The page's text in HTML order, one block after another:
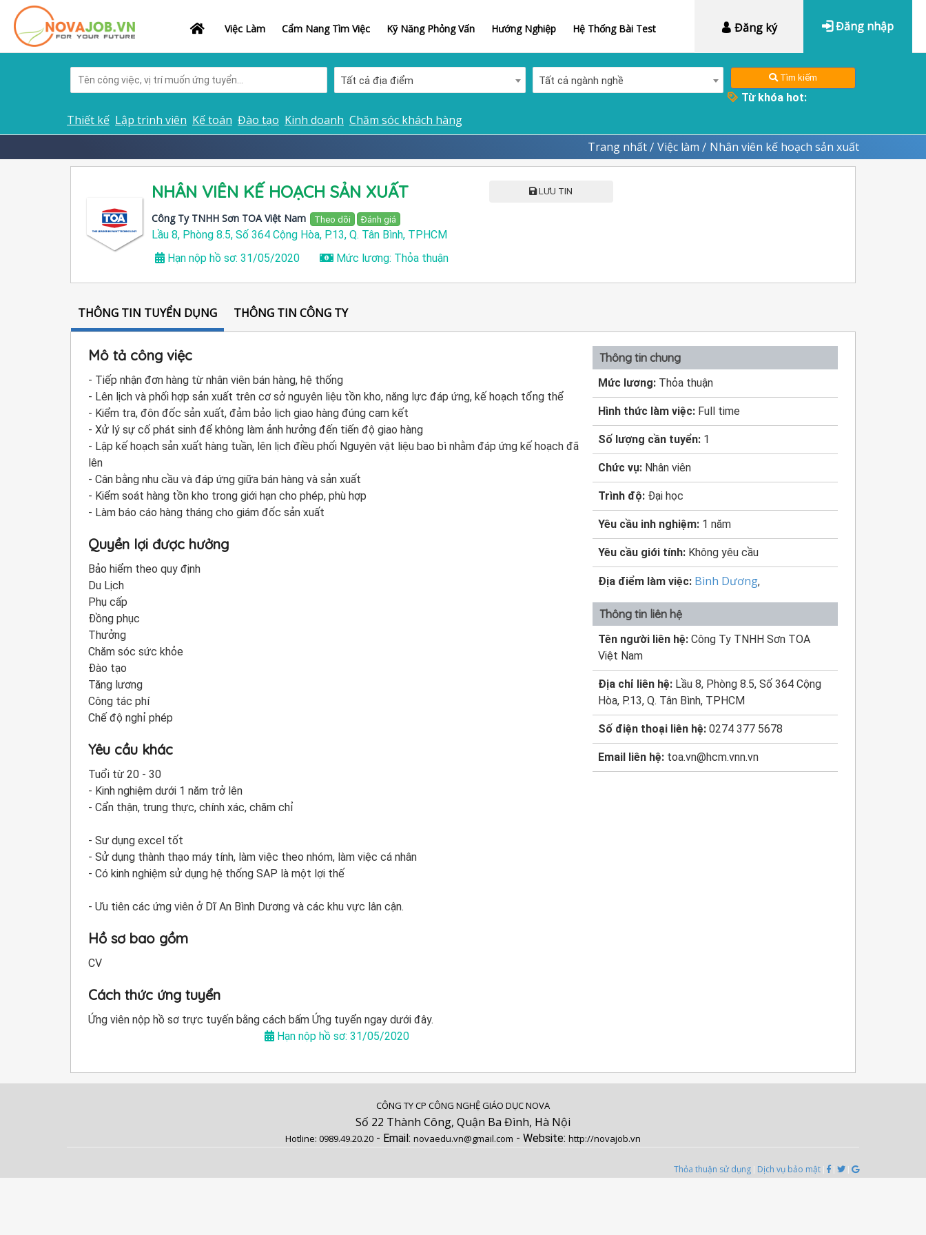
Đăng ký Đăng nhập
Việc Làm Cẩm Nang Tìm Việc Kỹ Năng Phỏng Vấn Hướng Nghiệp Hệ Thống Bài Test
Tất cả địa điểm Tất cả ngành nghề Tìm kiếm
Từ khóa hot:
Thiết kế Lập trình viên Kế toán Đào tạo Kinh doanh Chăm sóc khách hàng
Trang nhất / Việc làm / Nhân viên kế hoạch sản xuất
NHÂN VIÊN KẾ HOẠCH SẢN XUẤT
Công Ty TNHH Sơn TOA Việt Nam Theo dõi Đánh giá
Lầu 8, Phòng 8.5, Số 364 Cộng Hòa, P.13, Q. Tân Bình, TPHCM
Hạn nộp hồ sơ: 31/05/2020
Mức lương: Thỏa thuận
LƯU TIN
THÔNG TIN TUYỂN DỤNG THÔNG TIN CÔNG TY
Mô tả công việc
- Tiếp nhận đơn hàng từ nhân viên bán hàng, hệ thống
- Lên lịch và phối hợp sản xuất trên cơ sở nguyên liệu tồn kho, năng lực đáp ứng, kế hoạch tổng thể
- Kiểm tra, đôn đốc sản xuất, đảm bảo lịch giao hàng đúng cam kết
- Xử lý sự cố phát sinh để không làm ảnh hưởng đến tiến độ giao hàng
- Lập kế hoạch sản xuất hàng tuần, lên lịch điều phối Nguyên vật liệu bao bì nhằm đáp ứng kế hoạch đã
lên
- Cân bằng nhu cầu và đáp ứng giữa bán hàng và sản xuất
- Kiểm soát hàng tồn kho trong giới hạn cho phép, phù hợp
- Làm báo cáo hàng tháng cho giám đốc sản xuất
Quyền lợi được hưởng
Bảo hiểm theo quy định
Du Lịch
Phụ cấp
Đồng phục
Thưởng
Chăm sóc sức khỏe
Đào tạo
Tăng lương
Công tác phí
Chế độ nghỉ phép
Yêu cầu khác
Tuổi từ 20 - 30
- Kinh nghiệm dưới 1 năm trở lên
- Cẩn thận, trung thực, chính xác, chăm chỉ
- Sư dụng excel tốt
- Sử dụng thành thạo máy tính, làm việc theo nhóm, làm việc cá nhân
- Có kinh nghiệm sử dụng hệ thống SAP là một lợi thế
- Ưu tiên các ứng viên ở Dĩ An Bình Dương và các khu vực lân cận.
Hồ sơ bao gồm
CV
Cách thức ứng tuyển
Ứng viên nộp hồ sơ trực tuyến bằng cách bấm Ứng tuyển ngay dưới đây.
Hạn nộp hồ sơ: 31/05/2020
Thông tin chung
Mức lương: Thỏa thuận
Hình thức làm việc: Full time
Số lượng cần tuyển: 1
Chức vụ: Nhân viên
Trình độ: Đại học
Yêu cầu inh nghiệm: 1 năm
Yêu cầu giới tính: Không yêu cầu
Địa điểm làm việc: Bình Dương,
Thông tin liên hệ
Tên người liên hệ: Công Ty TNHH Sơn TOA
Việt Nam
Địa chỉ liên hệ: Lầu 8, Phòng 8.5, Số 364 Cộng
Hòa, P.13, Q. Tân Bình, TPHCM
Số điện thoại liên hệ: 0274 377 5678
Email liên hệ: toa.vn@hcm.vnn.vn
CÔNG TY CP CÔNG NGHỆ GIÁO DỤC NOVA
Số 22 Thành Công, Quận Ba Đình, Hà Nội
Hotline: 0989.49.20.20 - Email: novaedu.vn@gmail.com - Website: http://novajob.vn
Thỏa thuận sử dụng Dịch vụ bảo mật